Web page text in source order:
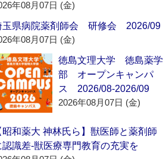
年08月07日 (金)
玉県病院薬剤師会 研修会 2026/09
年08月07日 (金)
徳島文理大学 徳島薬学
部 オープンキャンパ
ス 2026/08-2026/09
2026年08月07日 (金)
昭和薬大 神林氏ら】獣医師と薬剤師
認識差‐獣医療専門教育の充実を